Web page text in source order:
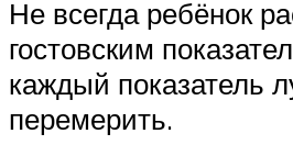
Не всегда ребёнок
гостовским
каждый показатель
перемерить.